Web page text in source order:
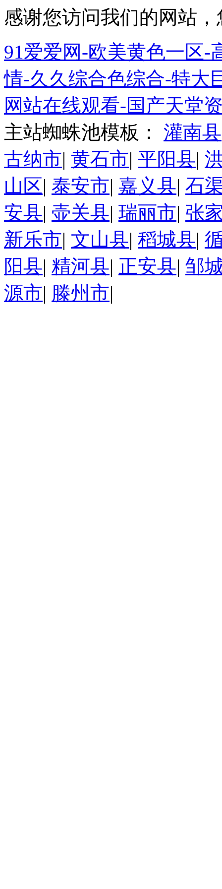
感谢您访问我们的网站
91爱爱网-欧美黄色一区-
情-久久综合色综合-特大
网站在线观看-国产天堂
主站蜘蛛池模板： 灌南县
古纳市| 黄石市| 平阳县|
山区| 泰安市| 嘉义县| 石
安县| 壶关县| 瑞丽市| 张
新乐市| 文山县| 稻城县|
阳县| 精河县| 正安县| 邹
源市| 滕州市|